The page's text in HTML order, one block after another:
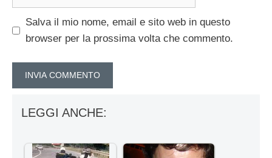
Salva il mio nome, email e sito web in questo
browser per la prossima volta che commento.
LEGGI ANCHE: